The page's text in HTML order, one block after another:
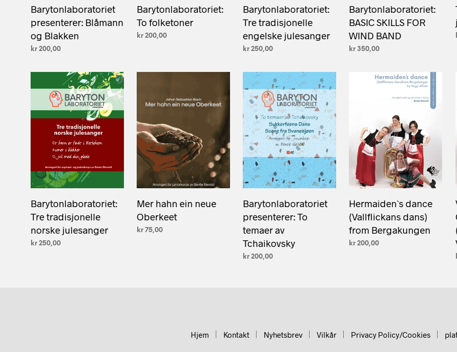
Barytonlaboratoriet
presenterer: Blåmann
og Blakken
kr 200,00
Barytonlaboratoriet:
To folketoner
kr 200,00
Barytonlaboratoriet:
Tre tradisjonelle
engelske julesanger
kr 250,00
Barytonlaboratoriet:
BASIC SKILLS FOR
WIND BAND
kr 350,00
Barytonlaboratoriet:
Tre tradisjonelle
norske julesanger
kr 250,00
Mer hahn ein neue
Oberkeet
kr 75,00
Barytonlaboratoriet
presenterer: To
temaer av
Tchaikovsky
kr 200,00
Hermaiden`s dance
(Vallﬂickans dans)
from Bergakungen
kr 200,00
Hjem Kontakt Nyhetsbrev Vilkår Privacy Policy/Cookies